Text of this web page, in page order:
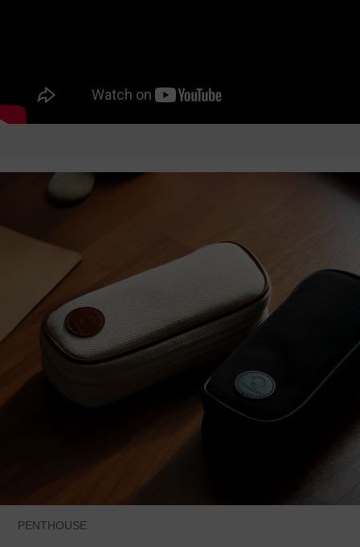
PENTHOUSE